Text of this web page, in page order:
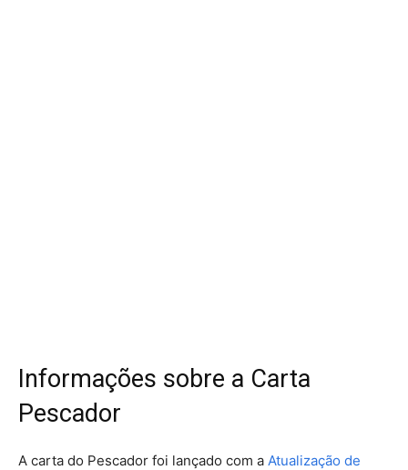
Informações sobre a Carta
Pescador
A carta do Pescador foi lançado com a Atualização de